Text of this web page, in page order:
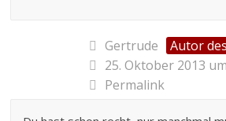
Gertrude
Autor
25. Oktober 2013
Permalink